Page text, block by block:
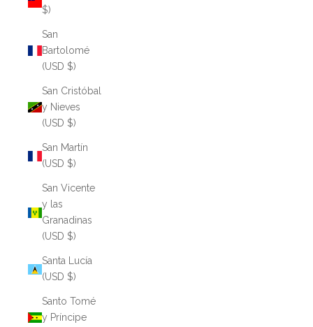
$)
San
Bartolomé
(USD $)
San Cristóbal
y Nieves
(USD $)
San Martín
(USD $)
San Vicente
y las
Granadinas
(USD $)
Santa Lucía
(USD $)
Santo Tomé
y Príncipe